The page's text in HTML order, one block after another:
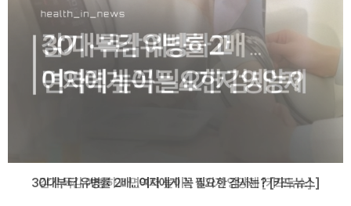
감기·독감 예방하고 면역력 높이는 4가지 영양제 [카드뉴스]